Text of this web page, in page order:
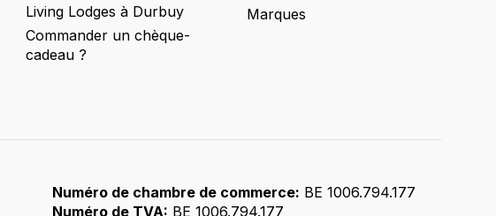
Living Lodges à Durbuy
Commander un chèque-
cadeau ?
Marques
Numéro de chambre de commerce: BE 1006.794.177
Numéro de TVA: BE 1006.794.177